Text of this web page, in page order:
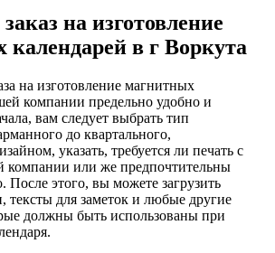
на изготовление
в г Воркута
на изготовление магнитных
компании предельно удобно и
вам следует выбрать тип
до квартального,
указать, требуется ли печать с
компании или же предпочтительны
После этого, вы можете загрузить
тексты для заметок и любые другие
должны быть использованы при